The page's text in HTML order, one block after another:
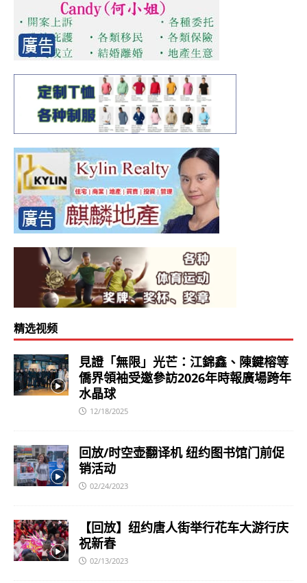
精选视频
見證「無限」光芒：江錦鑫、陳鍵榕等
僑界領袖受邀參訪2026年時報廣場跨年
水晶球
12/18/2025
回放/时空壶翻译机 纽约图书馆门前促
销活动
02/24/2023
【回放】纽约唐人街举行花车大游行庆
祝新春
02/13/2023